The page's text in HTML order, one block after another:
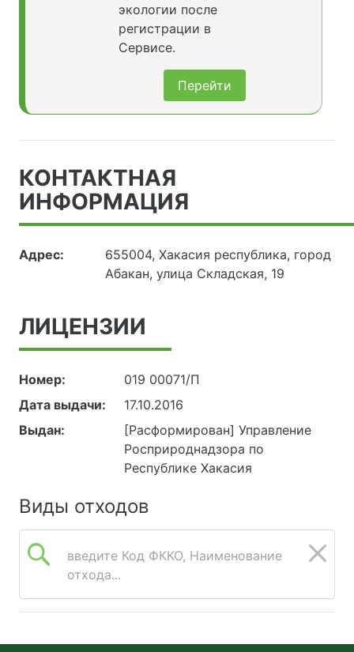
экологии после
регистрации в
Сервисе.
Перейти
КОНТАКТНАЯ
ИНФОРМАЦИЯ
Адрес:
655004, Хакасия республика, город
Абакан, улица Складская, 19
ЛИЦЕНЗИИ
Номер:
019 00071/П
Дата выдачи:
17.10.2016
Выдан:
[Расформирован] Управление
Росприроднадзора по
Республике Хакасия
Виды отходов
введите Код ФККО, Наименование
отхода...